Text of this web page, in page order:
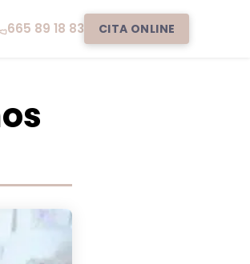
665 89 18 83 CITA ONLINE